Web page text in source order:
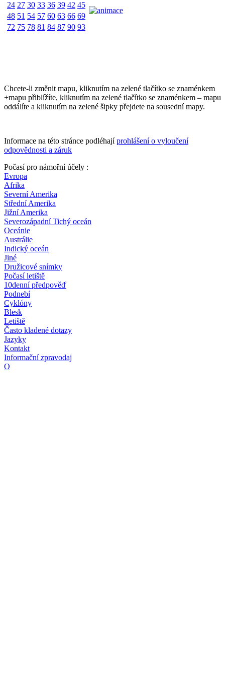
24 27 30 33 36 39 42 45
48 51 54 57 60 63 66 69
72 75 78 81 84 87 90 93
Chcete-li změnit mapu, kliknutím na zelené tlačítko se znaménkem
+mapu přiblížíte, kliknutím na zelené tlačítko se znaménkem – mapu
oddálíte a kliknutím na zelené šipky přejdete na sousední mapy.
Informace na této stránce podléhajíprohlášení o vyloučení
odpovědnosti a záruk
Počasí pro námořní účely :
Evropa
Afrika
Severní Amerika
Střední Amerika
Jižní Amerika
Severozápadní Tichý oceán
Oceánie
Austrálie
Indický oceán
Jiné
Družicové snímky
Počasí letiště
10denní předpověď
Podnebí
Cyklóny
Blesk
Letiště
Často kladené dotazy
Jazyky
Kontakt
Informační zpravodaj
O